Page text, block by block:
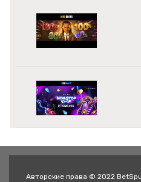
Авторские права © 2022